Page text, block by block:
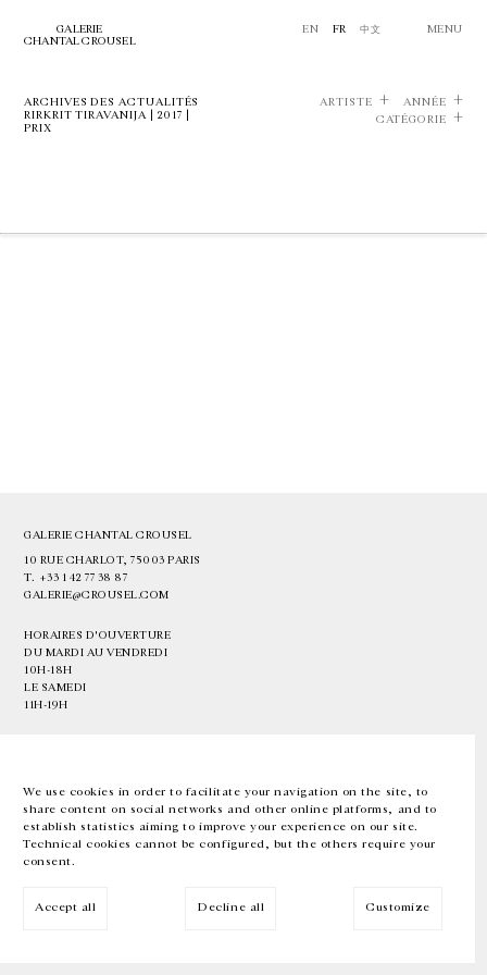
We use cookies in order to facilitate your navigation on the site, to
share content on social networks and other online platforms, and to
establish statistics aiming to improve your experience on our site.
Technical cookies cannot be configured, but the others require your
consent.
Accept all Decline all Customize
GALERIE
CHANTAL CROUSEL
EN FR 中文 MENU
ARCHIVES DES ACTUALITÉS
RIRKRIT TIRAVANIJA | 2017 |
PRIX
ARTISTE
ANNÉE
CATÉGORIE
GALERIE CHANTAL CROUSEL
10 RUE CHARLOT, 75003 PARIS
T. +33 1 42 77 38 87
GALERIE@CROUSEL.COM
HORAIRES D'OUVERTURE
DU MARDI AU VENDREDI
10H-18H
LE SAMEDI
11H-19H
EN FR 中文 Facebook Instagram
Inscrivez-vous à notre newsletter